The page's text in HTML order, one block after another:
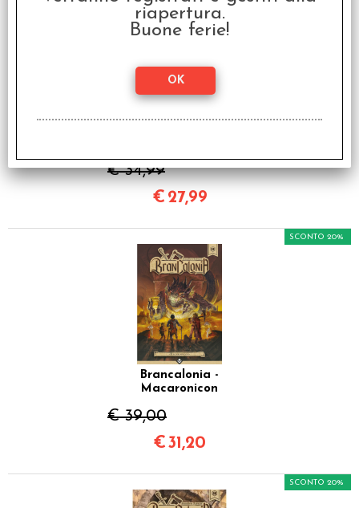
€ 34,99
€ 27,99
Brancalonia -
Macaronicon
€ 39,00
SCONTO 20%
€31,20
SCONTO 20%
riapertura.
Buone ferie!